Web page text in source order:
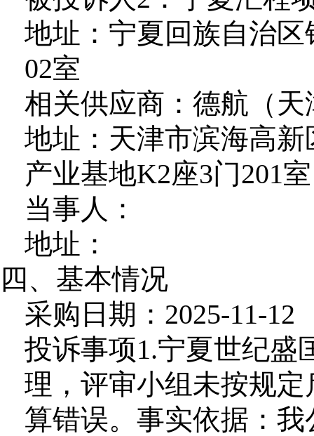
地址：宁夏回族自治
02室
相关供应商：德航（
地址：天津市滨海高
产业基地K2座3门201室
当事人：
地址：
四、基本情况
采购日期：2025-11-12
投诉事项1.宁夏世纪盛
理，评审小组未按规
算错误。事实依据：